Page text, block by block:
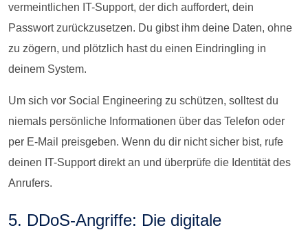
vermeintlichen IT-Support, der dich auffordert, dein
Passwort zurückzusetzen. Du gibst ihm deine Daten, ohne
zu zögern, und plötzlich hast du einen Eindringling in
deinem System.
Um sich vor Social Engineering zu schützen, solltest du
niemals persönliche Informationen über das Telefon oder
per E-Mail preisgeben. Wenn du dir nicht sicher bist, rufe
deinen IT-Support direkt an und überprüfe die Identität des
Anrufers.
5. DDoS-Angriffe: Die digitale